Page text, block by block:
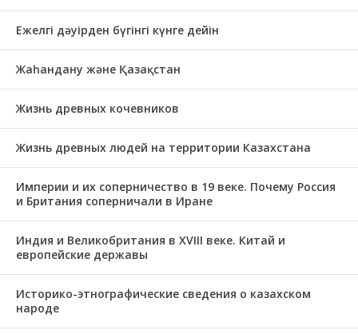
Ежелгі дәуірден бүгінгі күнге дейін
Жаһандану және Қазақстан
Жизнь древных кочевников
Жизнь древных людей на территории Казахстана
Империи и их соперничество в 19 веке. Почему Россия
и Британия соперничали в Иране
Индия и Великобритания в XVIII веке. Китай и
европейские державы
Историко-этнографические сведения о казахском
народе